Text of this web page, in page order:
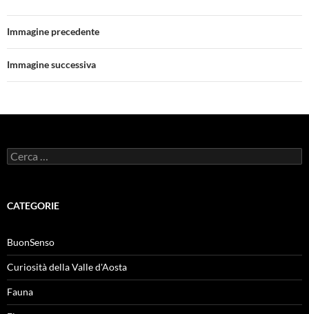
Immagine precedente
Immagine successiva
Ricerca
per:
CATEGORIE
BuonSenso
Curiosità della Valle d'Aosta
Fauna